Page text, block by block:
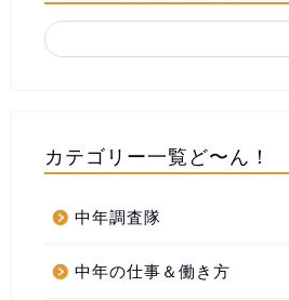
カテゴリー一覧ど〜ん！
中年調査隊
中年の仕事＆働き方